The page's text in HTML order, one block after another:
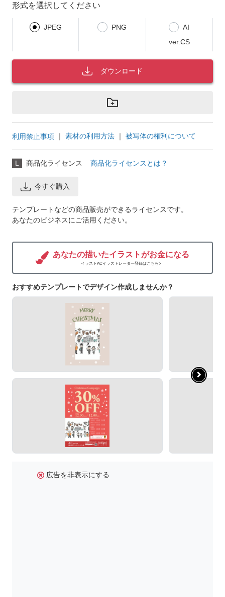
形式を選択してください
JPEG PNG
AI
ver.CS
ダウンロード
利用禁止事項 ｜ 素材の利用方法 ｜ 被写体の権利について
L 商品化ライセンス 商品化ライセンスとは？
今すぐ購入
テンプレートなどの商品販売ができるライセンスです。
あなたのビジネスにご活用ください。
あなたの描いたイラストがお金になる
イラストACイラストレーター登録はこちら>
おすすめテンプレートでデザイン作成しませんか？
広告を非表示にする